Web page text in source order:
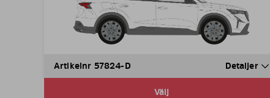
Artikelnr 57824-D Detaljer
Välj